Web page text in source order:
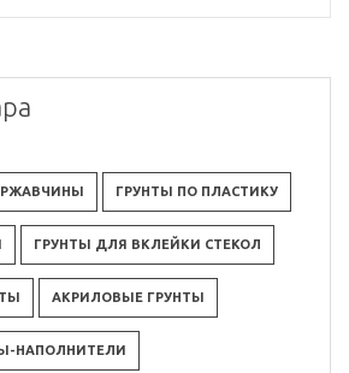
РЖАВЧИНЫ ГРУНТЫ ПО ПЛАСТИКУ
ГРУНТЫ ДЛЯ ВКЛЕЙКИ СТЕКОЛ
АКРИЛОВЫЕ ГРУНТЫ
НАПОЛНИТЕЛИ